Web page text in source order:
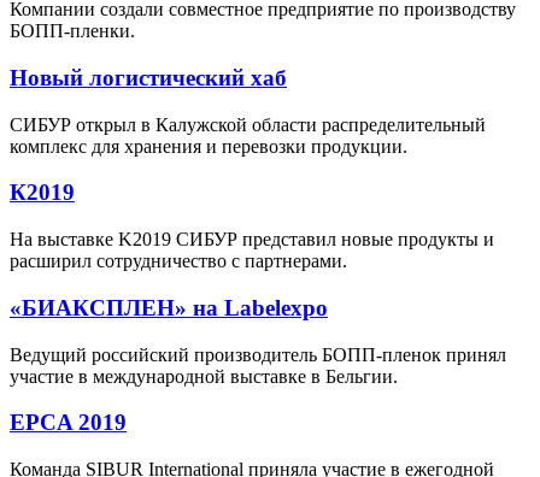
Компании создали совместное предприятие по производству
БОПП-пленки.
Новый логистический хаб
СИБУР открыл в Калужской области распределительный
комплекс для хранения и перевозки продукции.
К2019
На выставке K2019 СИБУР представил новые продукты и
расширил сотрудничество с партнерами.
«БИАКСПЛЕН» на Labelexpo
Ведущий российский производитель БОПП-пленок принял
участие в международной выставке в Бельгии.
EPCA 2019
Команда SIBUR International приняла участие в ежегодной